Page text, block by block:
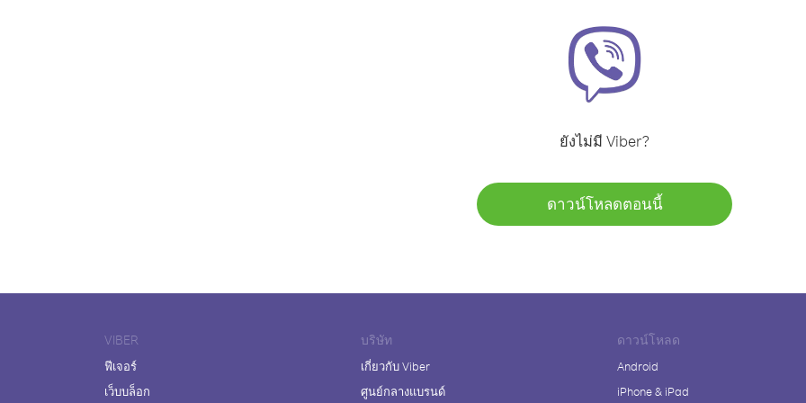
ยังไม่มี Viber?
ดาวน์โหลดตอนนี้
VIBER
ฟีเจอร์
เว็บบล็อก
บริษัท
เกี่ยวกับ Viber
ศูนย์กลางแบรนด์
ดาวน์โหลด
Android
iPhone & iPad